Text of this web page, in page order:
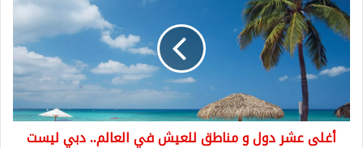
دول
و
مناطق
للعيش
العالم..
دبي
ليست
أغلى عشر دول و مناطق للعيش في العالم.. دبي ليست